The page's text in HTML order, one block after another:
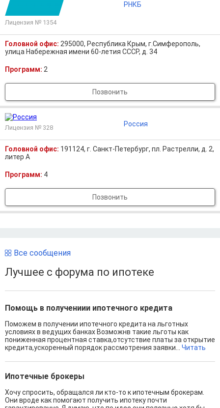
Лицензия № 1354
РНКБ
Головной офис: 295000, Республика Крым, г.Симферополь,
улица Набережная имени 60-летия СССР, д. 34
Программ: 2
Позвонить
Лицензия № 328 Россия
Головной офис: 191124, г. Санкт-Петербург, пл. Растрелли, д. 2,
литер А
Программ: 4
Позвонить
Все сообщения
Лучшее с форума по ипотеке
Помощь в получениии ипотечного кредита
Поможем в получении ипотечного кредита на льготных
условиях в ведущих банках Возможнв такие льготы как
пониженная процентная ставка,отсутствие платы за открытие
кредита,ускоренный порядок рассмотрения заявки... Читать
Ипотечные брокеры
Хочу спросить, обращался ли кто-то к ипотечным брокерам.
Они вроде как помогают получить ипотеку почти